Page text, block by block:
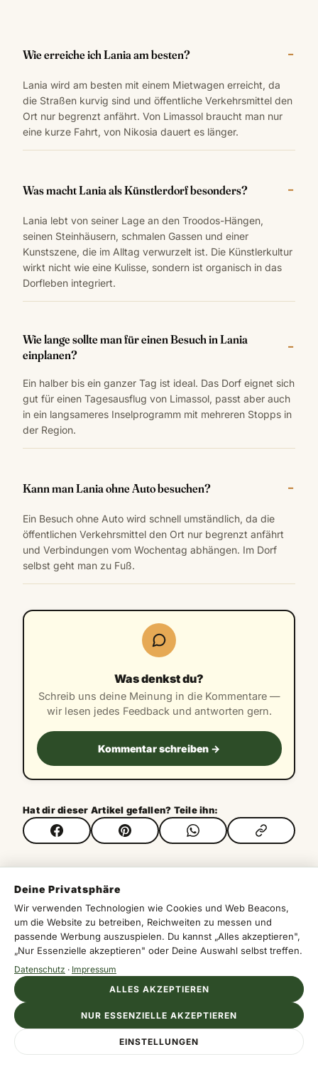
Wie erreiche ich Lania am besten?
Lania wird am besten mit einem Mietwagen erreicht, da
die Straßen kurvig sind und öffentliche Verkehrsmittel den
Ort nur begrenzt anfährt. Von Limassol braucht man nur
eine kurze Fahrt, von Nikosia dauert es länger.
Was macht Lania als Künstlerdorf besonders?
Lania lebt von seiner Lage an den Troodos-Hängen,
seinen Steinhäusern, schmalen Gassen und einer
Kunstszene, die im Alltag verwurzelt ist. Die Künstlerkultur
wirkt nicht wie eine Kulisse, sondern ist organisch in das
Dorfleben integriert.
Wie lange sollte man für einen Besuch in Lania
einplanen?
Ein halber bis ein ganzer Tag ist ideal. Das Dorf eignet sich
gut für einen Tagesausflug von Limassol, passt aber auch
in ein langsameres Inselprogramm mit mehreren Stopps in
der Region.
Kann man Lania ohne Auto besuchen?
Ein Besuch ohne Auto wird schnell umständlich, da die
öffentlichen Verkehrsmittel den Ort nur begrenzt anfährt
und Verbindungen vom Wochentag abhängen. Im Dorf
selbst geht man zu Fuß.
Was denkst du?
Schreib uns deine Meinung in die Kommentare —
wir lesen jedes Feedback und antworten gern.
Kommentar schreiben →
Hat dir dieser Artikel gefallen? Teile ihn:
#Weintourismus
#Kultureller Tourismus
#Troodos Bergdörfer
#Limassol Bezirk
#Künstlerdorf Zypern
KOMMENTARE (0)
Deine Privatsphäre
Wir verwenden Technologien wie Cookies und Web Beacons,
um die Website zu betreiben, Reichweiten zu messen und
passende Werbung auszuspielen. Du kannst „Alles akzeptieren",
„Nur Essenzielle akzeptieren" oder Deine Auswahl selbst treffen.
Datenschutz · Impressum
EINSTELLUNGEN
NUR ESSENZIELLE AKZEPTIEREN
ALLES AKZEPTIEREN